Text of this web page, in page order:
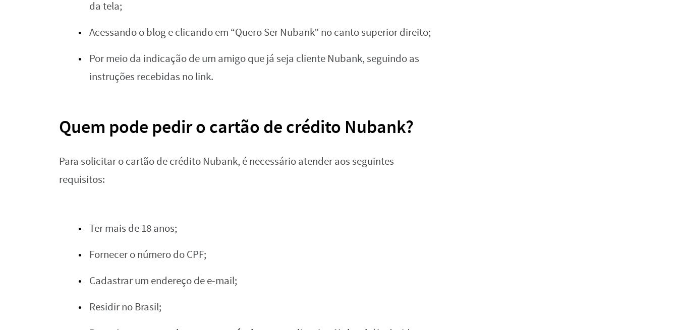
da tela;
Acessando o blog e clicando em “Quero Ser Nubank” no canto superior direito;
Por meio da indicação de um amigo que já seja cliente Nubank, seguindo as
instruções recebidas no link.
Quem pode pedir o cartão de crédito Nubank?
Para solicitar o cartão de crédito Nubank, é necessário atender aos seguintes
requisitos:
Ter mais de 18 anos;
Fornecer o número do CPF;
Cadastrar um endereço de e-mail;
Residir no Brasil;